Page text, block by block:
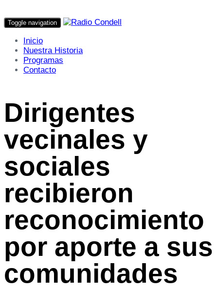
Toggle navigation
Inicio
Nuestra Historia
Programas
Contacto
Dirigentes
vecinales y
sociales
recibieron
reconocimiento
por aporte a sus
comunidades